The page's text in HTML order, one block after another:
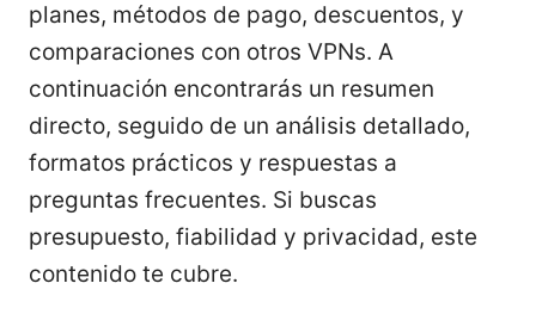
planes, métodos de pago, descuentos, y
comparaciones con otros VPNs. A
continuación encontrarás un resumen
directo, seguido de un análisis detallado,
formatos prácticos y respuestas a
preguntas frecuentes. Si buscas
presupuesto, fiabilidad y privacidad, este
contenido te cubre.